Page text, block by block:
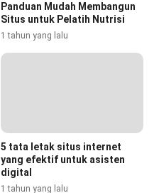
Panduan Mudah Membangun
Situs untuk Pelatih Nutrisi
1 tahun yang lalu
5 tata letak situs internet
yang efektif untuk asisten
digital
1 tahun yang lalu